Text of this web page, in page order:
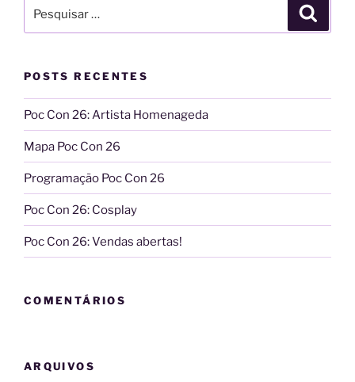
por:
POSTS RECENTES
Poc Con 26: Artista Homenageda
Mapa Poc Con 26
Programação Poc Con 26
Poc Con 26: Cosplay
Poc Con 26: Vendas abertas!
COMENTÁRIOS
ARQUIVOS